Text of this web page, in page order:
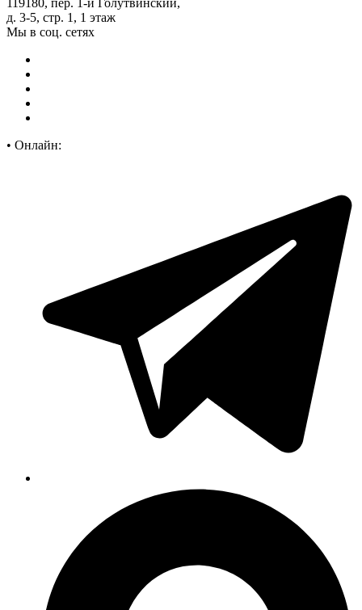
119180, пер. 1-й Голутвинский,
д. 3-5, стр. 1, 1 этаж
Мы в соц. сетях
• Онлайн: